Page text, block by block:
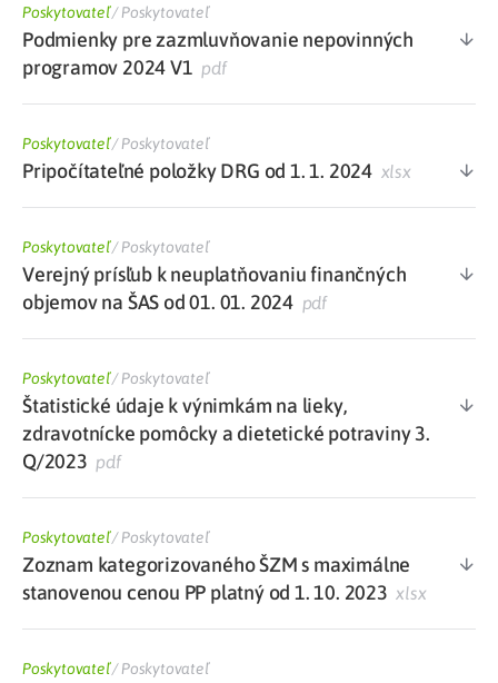
Poskytovateľ/Poskytovateľ
Podmienky pre zazmluvňovanie nepovinných
programov 2024 V1 pdf
Poskytovateľ/Poskytovateľ
Pripočítateľné položky DRG od 1. 1. 2024 xlsx
Poskytovateľ/Poskytovateľ
Verejný prísľub k neuplatňovaniu finančných
objemov na ŠAS od 01. 01. 2024 pdf
Poskytovateľ/Poskytovateľ
Štatistické údaje k výnimkám na lieky,
zdravotnícke pomôcky a dietetické potraviny 3.
Q/2023 pdf
Poskytovateľ/Poskytovateľ
Zoznam kategorizovaného ŠZM s maximálne
stanovenou cenou PP platný od 1. 10. 2023 xlsx
Poskytovateľ/Poskytovateľ